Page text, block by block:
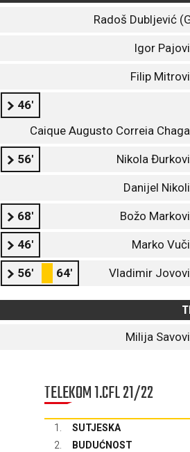
Radoš Dubljević
Igor
Filip
46'
Caique Augusto Correia
56' Nikola
Danijel
68' Božo
46' Marko
56' 64' Vladimir
Milija
TELEKOM 1.CFL 21/22
1. SUTJESKA
2.
BUDUĆNOST